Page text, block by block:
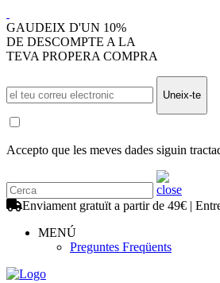
GAUDEIX D'UN 10%
DE DESCOMPTE A LA
TEVA PROPERA COMPRA
Uneix-te
Accepto que les meves dades siguin
Enviament gratuït a partir de 49€ |
MENÚ
Preguntes Freqüents